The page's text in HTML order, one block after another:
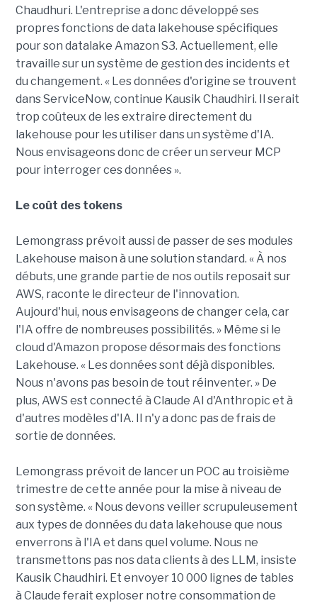
Chaudhuri. L'entreprise a donc développé ses
propres fonctions de data lakehouse spécifiques
pour son datalake Amazon S3. Actuellement, elle
travaille sur un système de gestion des incidents et
du changement. « Les données d'origine se trouvent
dans ServiceNow, continue Kausik Chaudhiri. Il serait
trop coûteux de les extraire directement du
lakehouse pour les utiliser dans un système d'IA.
Nous envisageons donc de créer un serveur MCP
pour interroger ces données ».
Le coût des tokens
Lemongrass prévoit aussi de passer de ses modules
Lakehouse maison à une solution standard. « À nos
débuts, une grande partie de nos outils reposait sur
AWS, raconte le directeur de l'innovation.
Aujourd'hui, nous envisageons de changer cela, car
l'IA offre de nombreuses possibilités. » Même si le
cloud d'Amazon propose désormais des fonctions
Lakehouse. « Les données sont déjà disponibles.
Nous n'avons pas besoin de tout réinventer. » De
plus, AWS est connecté à Claude AI d'Anthropic et à
d'autres modèles d'IA. Il n'y a donc pas de frais de
sortie de données.
Lemongrass prévoit de lancer un POC au troisième
trimestre de cette année pour la mise à niveau de
son système. « Nous devons veiller scrupuleusement
aux types de données du data lakehouse que nous
enverrons à l'IA et dans quel volume. Nous ne
transmettons pas nos data clients à des LLM, insiste
Kausik Chaudhiri. Et envoyer 10 000 lignes de tables
à Claude ferait exploser notre consommation de